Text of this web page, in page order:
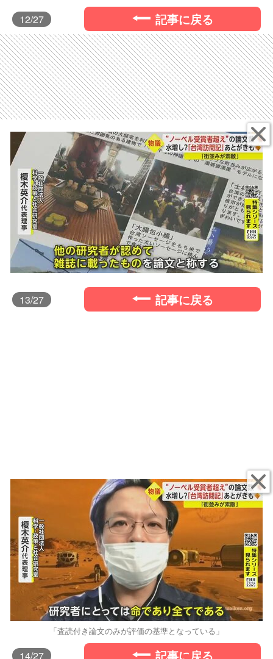
12/27 記事に戻る
13/27 記事に戻る
「査読付き論文のみが評価の基準となっている」
14/27 記事に戻る